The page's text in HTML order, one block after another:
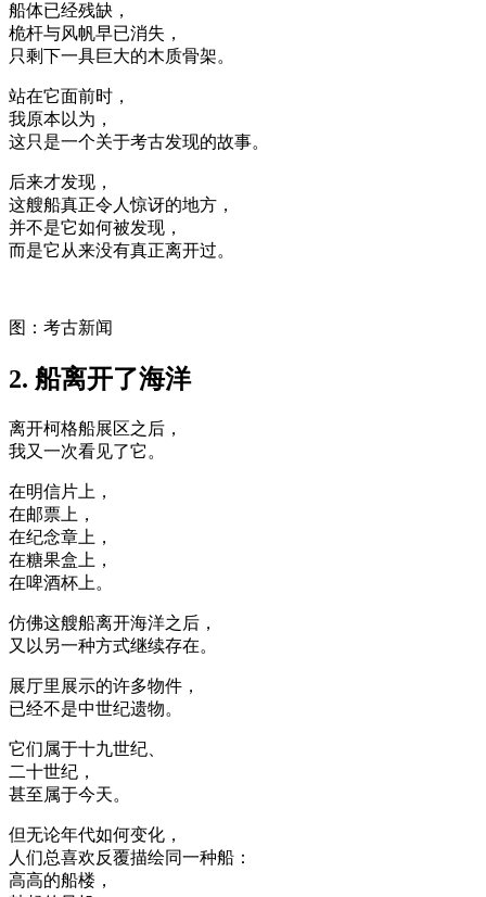
船体已经残缺，
桅杆与风帆早已消失，
只剩下一具巨大的木质骨架。
站在它面前时，
我原本以为，
这只是一个关于考古发现的故事。
后来才发现，
这艘船真正令人惊讶的地方，
并不是它如何被发现，
而是它从来没有真正离开过。
图：考古新闻
2. 船离开了海洋
离开柯格船展区之后，
我又一次看见了它。
在明信片上，
在邮票上，
在纪念章上，
在糖果盒上，
在啤酒杯上。
仿佛这艘船离开海洋之后，
又以另一种方式继续存在。
展厅里展示的许多物件，
已经不是中世纪遗物。
它们属于十九世纪、
二十世纪，
甚至属于今天。
但无论年代如何变化，
人们总喜欢反覆描绘同一种船：
高高的船楼，